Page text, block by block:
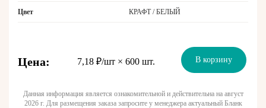
Цвет КРАФТ / БЕЛЫЙ
Цена: 7,18 ₽/шт × 600 шт. В корзину
Данная информация является ознакомительной и действительна на август
2026 г. Для размещения заказа запросите у менеджера актуальный Бланк